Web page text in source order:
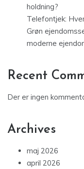
holdning?
Telefontjek:
Grøn
moderne
Recent
Der er ingen
Archives
maj 2026
april 2026